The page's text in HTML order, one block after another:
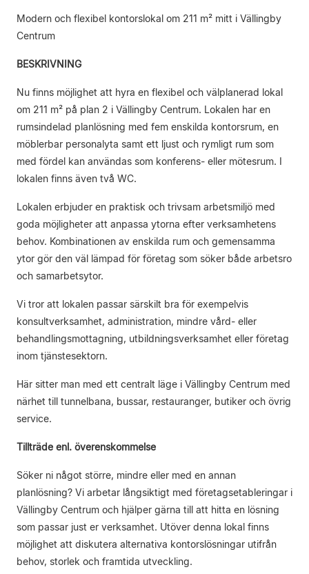
Modern och flexibel kontorslokal om 211 m² mitt i Vällingby
Centrum
BESKRIVNING
Nu finns möjlighet att hyra en flexibel och välplanerad lokal
om 211 m² på plan 2 i Vällingby Centrum. Lokalen har en
rumsindelad planlösning med fem enskilda kontorsrum, en
möblerbar personalyta samt ett ljust och rymligt rum som
med fördel kan användas som konferens- eller mötesrum. I
lokalen finns även två WC.
Lokalen erbjuder en praktisk och trivsam arbetsmiljö med
goda möjligheter att anpassa ytorna efter verksamhetens
behov. Kombinationen av enskilda rum och gemensamma
ytor gör den väl lämpad för företag som söker både arbetsro
och samarbetsytor.
Vi tror att lokalen passar särskilt bra för exempelvis
konsultverksamhet, administration, mindre vård- eller
behandlingsmottagning, utbildningsverksamhet eller företag
inom tjänstesektorn.
Här sitter man med ett centralt läge i Vällingby Centrum med
närhet till tunnelbana, bussar, restauranger, butiker och övrig
service.
Tillträde enl. överenskommelse
Söker ni något större, mindre eller med en annan
planlösning? Vi arbetar långsiktigt med företagsetableringar i
Vällingby Centrum och hjälper gärna till att hitta en lösning
som passar just er verksamhet. Utöver denna lokal finns
möjlighet att diskutera alternativa kontorslösningar utifrån
behov, storlek och framtida utveckling.